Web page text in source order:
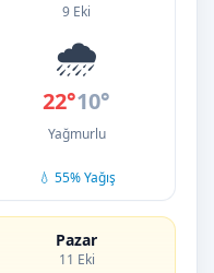
9 Eki
🌧️
22°10°
Yağmurlu
💧 55% Yağış
Pazar
11 Eki